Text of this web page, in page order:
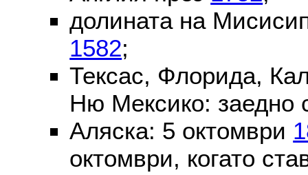
долината на
1582;
Тексас, Флорида,
Ню Мексико: заедно
Аляска: 5 октомври
октомври, когато